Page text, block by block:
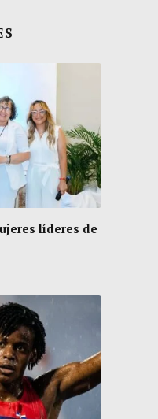
líderes de